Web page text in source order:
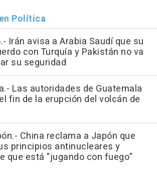
Política
Irán avisa a Arabia Saudí que su
con Turquía y Pakistán no va
su seguridad
Las autoridades de Guatemala
fin de la erupción del volcán de
China reclama a Japón que
principios antinucleares y
que está "jugando con fuego"